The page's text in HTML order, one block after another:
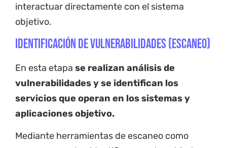
interactuar directamente con el sistema
objetivo.
Identificación de vulnerabilidades (Escaneo)
En esta etapa se realizan análisis de
vulnerabilidades y se identifican los
servicios que operan en los sistemas y
aplicaciones objetivo.
Mediante herramientas de escaneo como